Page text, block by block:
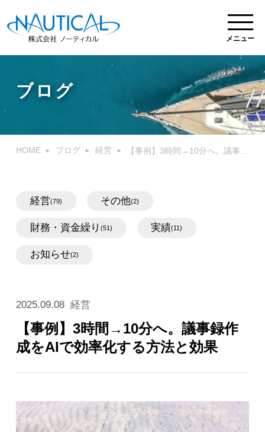
メニュー
ブログ
HOME ブログ 経営
2025.09.08 経営
【事例】3時間→10分へ。議事録作
成をAIで効率化する方法と効果
経営(79) その他(2)
財務・資金繰り (51) 実績(11)
お知らせ(2)